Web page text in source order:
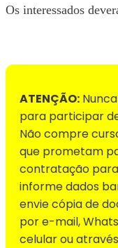
Os interessados
ATENÇÃO:
para participar
Não compre
que prometam
contratação para
informe dados
envie cópia de
por e-mail,
celular ou